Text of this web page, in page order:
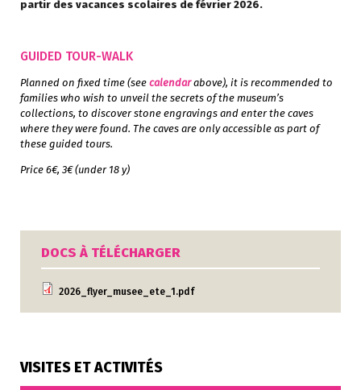
partir des vacances scolaires de février 2026.
GUIDED TOUR-WALK
Planned on fixed time (see calendarabove), it is recommended to
families who wish to unveil the secrets of the museum’s
collections, to discover stone engravings and enter the caves
where they were found. The caves are only accessible as part of
these guided tours.
Price 6€, 3€ (under 18 y)
DOCS À TÉLÉCHARGER
2026_flyer_musee_ete_1.pdf
VISITES ET ACTIVITÉS